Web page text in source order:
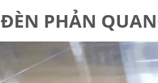
ĐÈN PHẢN